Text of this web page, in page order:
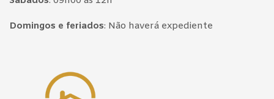
Domingos e feriados: Não haverá expediente